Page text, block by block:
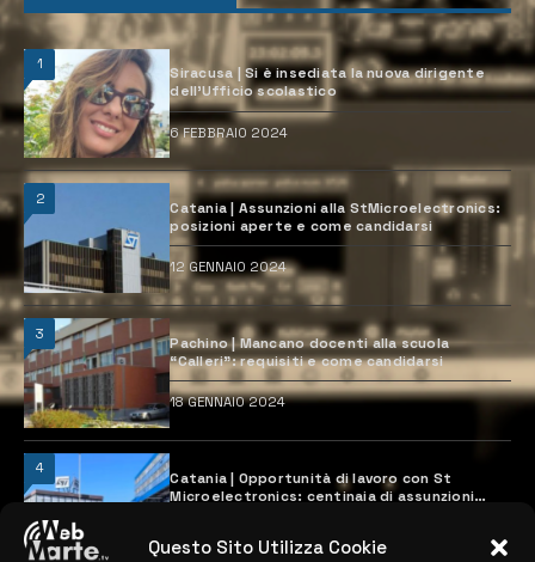
Questo Sito Utilizza Cookie
1
Siracusa | Si è insediata la nuova dirigente
dell’Ufficio scolastico
6 FEBBRAIO 2024
2
Catania | Assunzioni alla StMicroelectronics:
posizioni aperte e come candidarsi
12 GENNAIO 2024
3
Pachino | Mancano docenti alla scuola
“Calleri”: requisiti e come candidarsi
18 GENNAIO 2024
4
Catania | Opportunità di lavoro con St
Microelectronics: centinaia di assunzioni
28 MARZO 2024